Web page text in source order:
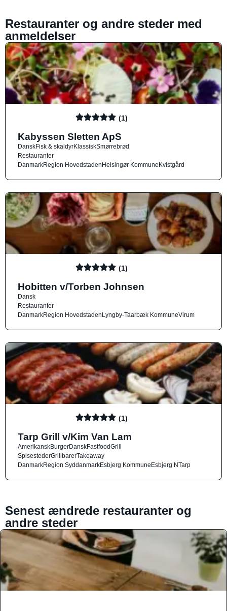
Restauranter og andre steder med
anmeldelser
(1)
Kabyssen Sletten ApS
DanskFisk & skaldyrKlassiskSmørrebrød
Restauranter
DanmarkRegion HovedstadenHelsingør KommuneKvistgård
(1)
Hobitten v/Torben Johnsen
Dansk
Restauranter
DanmarkRegion HovedstadenLyngby-Taarbæk KommuneVirum
(1)
Tarp Grill v/Kim Van Lam
AmerikanskBurgerDanskFastfoodGrill
SpisestederGrillbarerTakeaway
DanmarkRegion SyddanmarkEsbjerg KommuneEsbjerg NTarp
Senest ændrede restauranter og
andre steder